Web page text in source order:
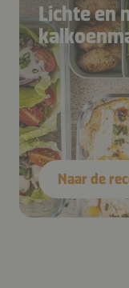
Lichte en
Naar de